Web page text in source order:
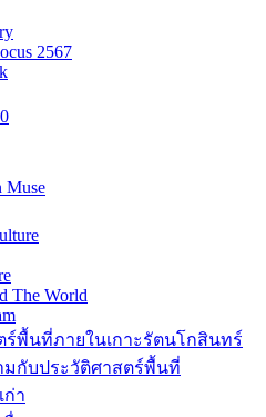
2567
Muse
The World
ร์พื้นที่ภายในเกาะรัตนโกสินทร์
มกับประวัติศาสตร์พื้นที่
ก่า